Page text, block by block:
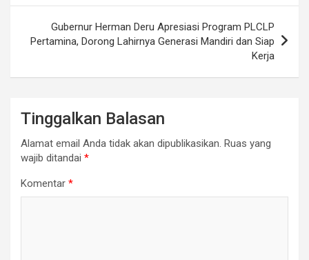
Gubernur Herman Deru Apresiasi Program PLCLP
Pertamina, Dorong Lahirnya Generasi Mandiri dan Siap
Kerja
Tinggalkan Balasan
Alamat email Anda tidak akan dipublikasikan. Ruas yang
wajib ditandai *
Komentar *